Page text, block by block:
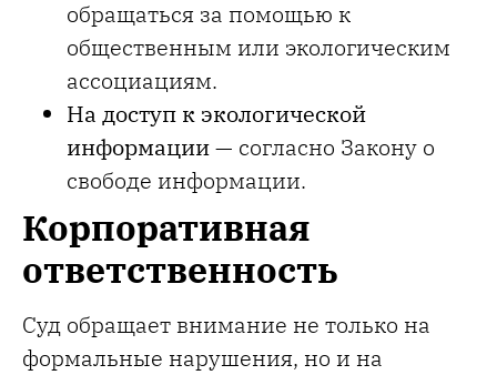
обращаться за помощью к
общественным или экологическим
ассоциациям.
На доступ к экологической
информации— согласно Закону о
свободе информации.
Корпоративная
ответственность
Суд обращает внимание не только на
формальные нарушения, но и на